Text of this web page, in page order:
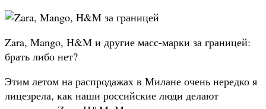
Zara, Mango, H&M и другие масс-марки за границей:
брать либо нет?
Этим летом на распродажах в Милане очень нередко я
лицезрела, как наши российские люди делают